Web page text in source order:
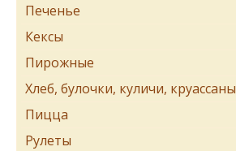
Печенье
Кексы
Пирожные
Хлеб, булочки, куличи, круассаны
Пицца
Рулеты